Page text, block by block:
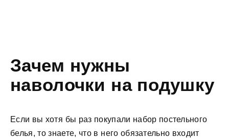
Зачем нужны
наволочки на подушку
Если вы хотя бы раз покупали набор постельного
белья, то знаете, что в него обязательно входит